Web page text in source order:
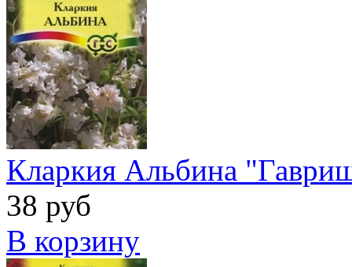
Кларкия Альбина
38 руб
В корзину